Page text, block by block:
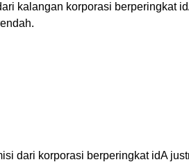
kalangan korporasi berperingkat
dari korporasi berperingkat idA